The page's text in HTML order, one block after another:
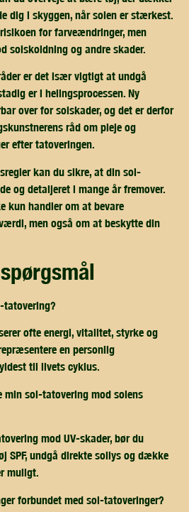
dig i skyggen, når solen er stærkest.
for farveændringer, men
solskoldning og andre skader.
er det især vigtigt at undgå
er i helingsprocessen. Ny
over for solskader, og det er derfor
råd om pleje og
efter tatoveringen.
kan du sikre, at din sol-
og detaljeret i mange år fremover.
kun handler om at bevare
men også om at beskytte din
tatovering?
ofte energi, vitalitet, styrke og
en personlig
til livets cyklus.
min sol-tatovering mod solens
mod UV-skader, bør du
SPF, undgå direkte sollys og dække
muligt.
forbundet med sol-tatoveringer?